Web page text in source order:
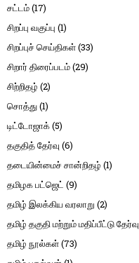
சட்டம்(17)
சிறப்பு வகுப்பு (1)
சிறப்புச் செய்திகள்(33)
சிறார் திரைப்படம்(29)
சிற்றிதழ் (2)
சொத்து(1)
டிட்டோஜாக்(5)
தகுதித் தேர்வு (6)
தடையின்மைச் சான்றிதழ் (1)
தமிழக பட்ஜெட் (9)
தமிழ் இலக்கிய வரலாறு (2)
தமிழ் தகுதி மற்றும் மதிப்பீட்டு தேர்வு
தமிழ் நூல்கள்(73)